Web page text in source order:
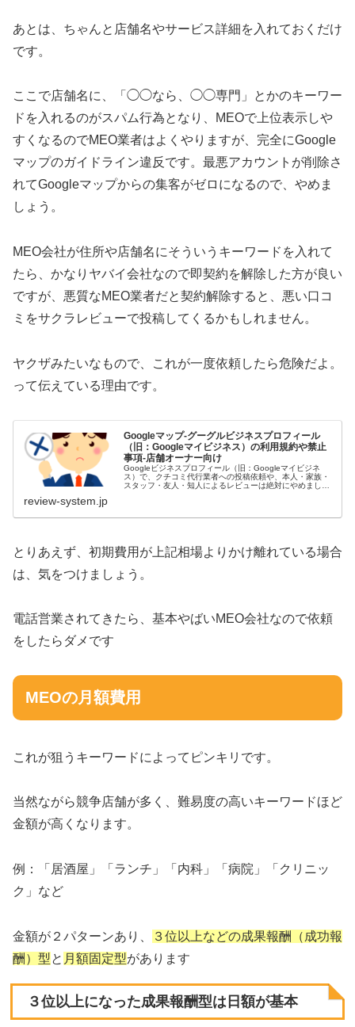
あとは、ちゃんと店舗名やサービス詳細を入れておくだけ
です。
ここで店舗名に、「◯◯なら、◯◯専門」とかのキーワー
ドを入れるのがスパム行為となり、MEOで上位表示しや
すくなるのでMEO業者はよくやりますが、完全にGoogle
マップのガイドライン違反です。最悪アカウントが削除さ
れてGoogleマップからの集客がゼロになるので、やめま
しょう。
MEO会社が住所や店舗名にそういうキーワードを入れて
たら、かなりヤバイ会社なので即契約を解除した方が良い
ですが、悪質なMEO業者だと契約解除すると、悪い口コ
ミをサクラレビューで投稿してくるかもしれません。
ヤクザみたいなもので、これが一度依頼したら危険だよ。
って伝えている理由です。
Googleマップ-グーグルビジネスプロフィール
（旧：Googleマイビジネス）の利用規約や禁止
事項-店舗オーナー向け
Googleビジネスプロフィール（旧：Googleマイビジネ
ス）で、クチコミ代行業者への投稿依頼や、本人・家族・
スタッフ・友人・知人によるレビューは絶対にやめましょ
review-system.jp
とりあえず、初期費用が上記相場よりかけ離れている場合
は、気をつけましょう。
電話営業されてきたら、基本やばいMEO会社なので依頼
をしたらダメです
MEOの月額費用
これが狙うキーワードによってピンキリです。
当然ながら競争店舗が多く、難易度の高いキーワードほど
金額が高くなります。
例：「居酒屋」「ランチ」「内科」「病院」「クリニッ
ク」など
金額が２パターンあり、
３位以上などの成果報酬（成功報
酬）型と 月額固定型があります
３位以上になった成果報酬型は日額が基本